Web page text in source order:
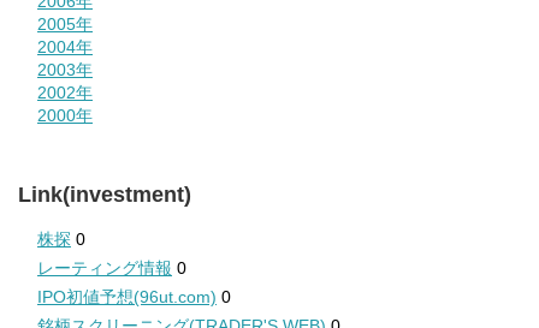
2005年
2004年
2003年
2002年
2000年
Link(investment)
株探 0
レーティング情報 0
IPO初値予想(96ut.com) 0